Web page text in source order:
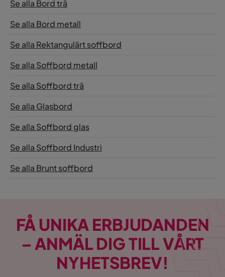
Se alla Bord trä
Se alla Bord metall
Se alla Rektangulärt soffbord
Se alla Soffbord metall
Se alla Soffbord trä
Se alla Glasbord
Se alla Soffbord glas
Se alla Soffbord Industri
Se alla Brunt soffbord
FÅ UNIKA ERBJUDANDEN
– ANMÄL DIG TILL VÅRT
NYHETSBREV!